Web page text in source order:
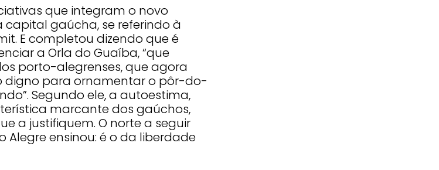
que integram o novo
gaúcha, se referindo à
E completou dizendo que é
a Orla do Guaíba, “que
porto-alegrenses, que agora
digno para ornamentar o pôr-do-
Segundo ele, a autoestima,
marcante dos gaúchos,
a justifiquem. O norte a seguir
Alegre ensinou: é o da liberdade